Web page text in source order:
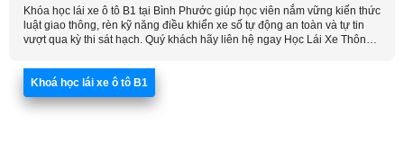
KHÓA HỌC LÁI XE Ô TÔ B1 TẠI BÌNH PHƯỚC
Khóa học lái xe ô tô B1 tại Bình Phước giúp học viên nắm vững kiến thức
luật giao thông, rèn kỹ năng điều khiển xe số tự động an toàn và tự tin
Minh để được tư vấn chi tiết, sắp xếp lịch học và nhận ưu đãi hấp dẫn.
Khoá học lái xe ô tô B1